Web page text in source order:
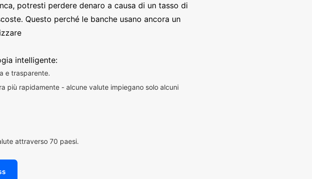
potresti perdere denaro a causa di un tasso di
Questo perché le banche usano ancora un
intelligente:
e trasparente.
più rapidamente - alcune valute impiegano solo alcuni
attraverso 70 paesi.